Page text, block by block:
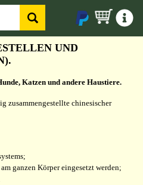
UND
Katzen und andere Haustiere.
zusammengestellte chinesischer
ganzen Körper eingesetzt werden;